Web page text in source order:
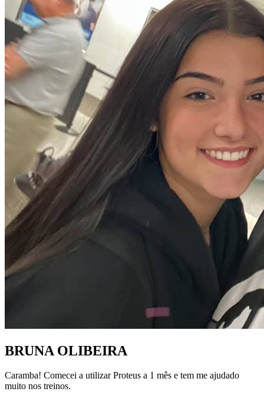
BRUNA OLIBEIRA
Caramba! Comecei a utilizar Proteus a 1 mês e tem me ajudado
muito nos treinos.